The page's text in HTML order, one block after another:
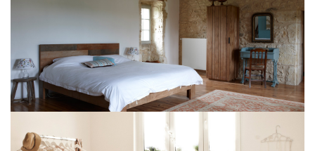
PURMO Vertical